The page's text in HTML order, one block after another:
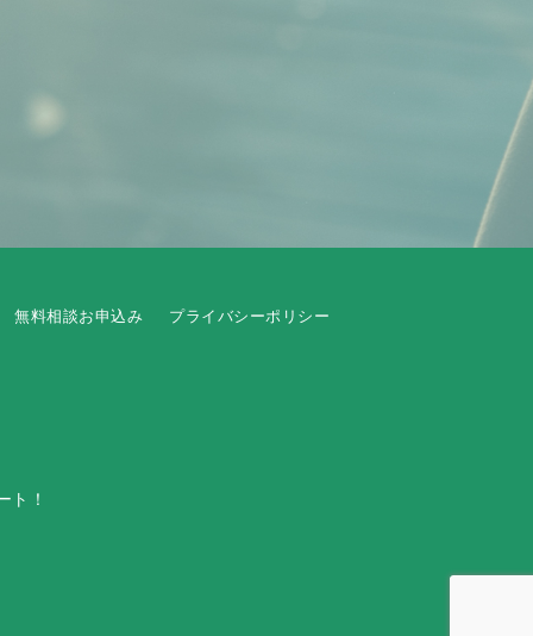
無料相談お申込み プライバシーポリシー
ト！